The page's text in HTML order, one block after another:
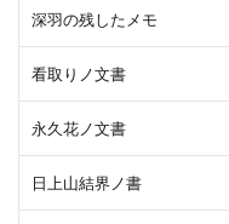
深羽の残したメモ
看取りノ文書
永久花ノ文書
日上山結界ノ書